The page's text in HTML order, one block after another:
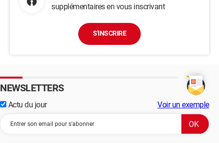
supplémentaires en vous inscrivant
S'INSCRIRE
NEWSLETTERS
Actu du jour Voir un exemple